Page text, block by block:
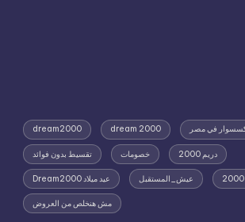
dream2000 dream 2000 في مصر
تقسيط بدون فوائد خصومات دريم 2000
عيد ميلاد Dream2000 عيش_المستقبل
مش هنخلص من العروض